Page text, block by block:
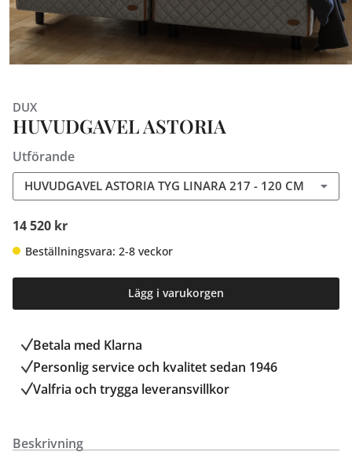
DUX
HUVUDGAVEL ASTORIA
Utförande
HUVUDGAVEL ASTORIA TYG LINARA 217 - 120 CM
14 520 kr
Beställningsvara: 2-8 veckor
Lägg i varukorgen
Betala med Klarna
Personlig service och kvalitet sedan 1946
Valfria och trygga leveransvillkor
Beskrivning